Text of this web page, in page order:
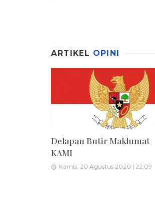
ARTIKEL OPINI
Delapan Butir Maklumat
KAMI
Kamis, 20 Agustus 2020 | 22:09